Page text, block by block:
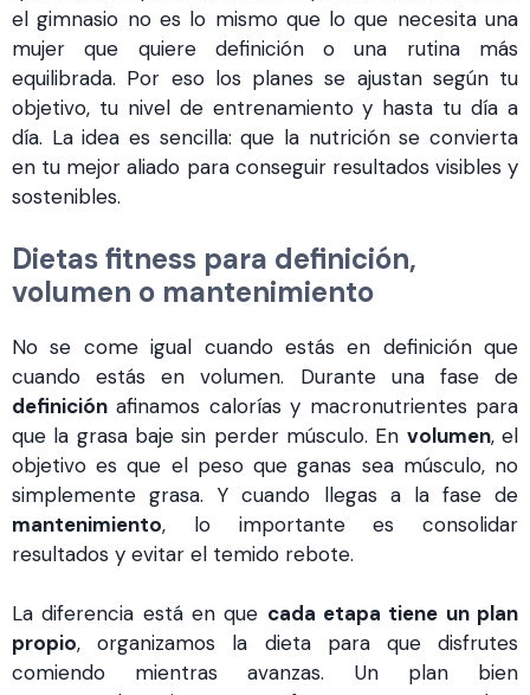
el gimnasio no es lo mismo que lo que necesita una
mujer que quiere definición o una rutina más
equilibrada. Por eso los planes se ajustan según tu
objetivo, tu nivel de entrenamiento y hasta tu día a
día. La idea es sencilla: que la nutrición se convierta
en tu mejor aliado para conseguir resultados visibles y
sostenibles.
Dietas fitness para definición,
volumen o mantenimiento
No se come igual cuando estás en definición que
cuando estás en volumen. Durante una fase de
definición afinamos calorías y macronutrientes para
que la grasa baje sin perder músculo. En volumen, el
objetivo es que el peso que ganas sea músculo, no
simplemente grasa. Y cuando llegas a la fase de
mantenimiento, lo importante es consolidar
resultados y evitar el temido rebote.
La diferencia está en que cada etapa tiene un plan
propio, organizamos la dieta para que disfrutes
comiendo mientras avanzas. Un plan bien